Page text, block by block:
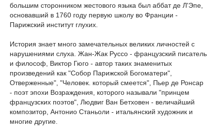
большим сторонником жестового языка был аббат де Л'Эпе,
основавший в 1760 году первую школу во Франции -
Парижский институт глухих.
История знает много замечательных великих личностей с
нарушениями слуха. Жан-Жак Руссо - французский писатель
и философ, Виктор Гюго - автор таких знаменитых
произведений как "Собор Парижской Богоматери",
Отверженные", "Человек. который смеется", Пьер де Ронсар
- поэт эпохи Возраждения, которого называли "принцем
французских поэтов", Людвиг Ван Бетховен - величайший
композитор, Антонио Станьоли - итальянский художник и
многие другие.